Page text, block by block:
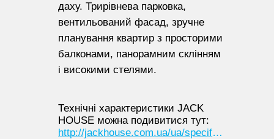
даху. Трирівнева парковка,
вентильований фасад, зручне
планування квартир з просторими
балконами, панорамним склінням
і високими стелями.
Технічні характеристики JACK
HOUSE можна подивитися тут:
http://jackhouse.com.ua/ua/specifications